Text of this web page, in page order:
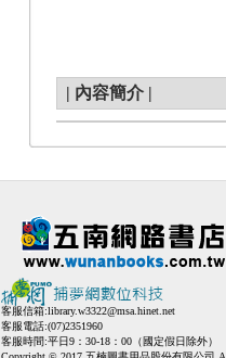
| 內容簡介 |
客服信箱:library.w3322@msa.hinet.net
客服電話:(07)2351960
客服時間:平日9：30-18：00（國定假日除外）